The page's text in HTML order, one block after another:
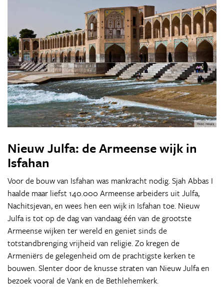
Nieuw Julfa: de Armeense wijk in
Isfahan
Voor de bouw van Isfahan was mankracht nodig. Sjah Abbas I
haalde maar liefst 140.000 Armeense arbeiders uit Julfa,
Nachitsjevan, en wees hen een wijk in Isfahan toe. Nieuw
Julfa is tot op de dag van vandaag één van de grootste
Armeense wijken ter wereld en geniet sinds de
totstandbrenging vrijheid van religie. Zo kregen de
Armeniërs de gelegenheid om de prachtigste kerken te
bouwen. Slenter door de knusse straten van Nieuw Julfa en
bezoek vooral de Vank en de Bethlehemkerk.